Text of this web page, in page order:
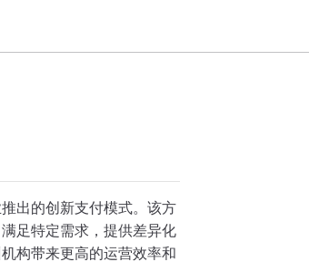
出的创新支付模式。该方
足特定需求，提供差异化
构带来更高的运营效率和